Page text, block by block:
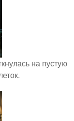
на пустую